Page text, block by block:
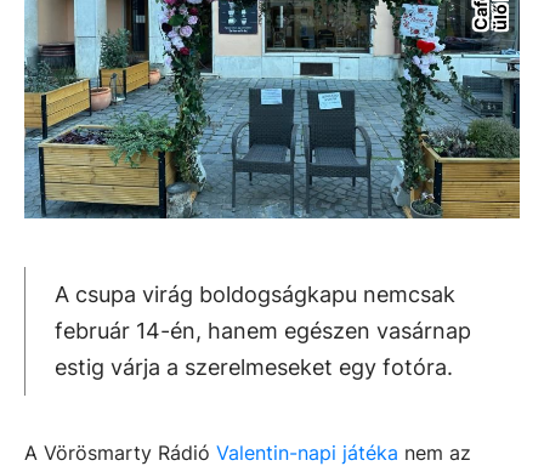
A csupa virág boldogságkapu nemcsak
február 14-én, hanem egészen vasárnap
estig várja a szerelmeseket egy fotóra.
A Vörösmarty Rádió Valentin-napi játéka nem az